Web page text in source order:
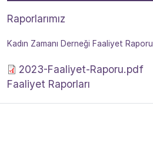
Raporlarımız
Kadın Zamanı Derneği Faaliyet Raporu
2023-Faaliyet-Raporu.pdf
Faaliyet Raporları